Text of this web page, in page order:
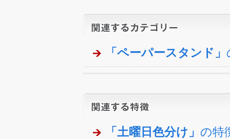
「ペーパースタンド」
「土曜日色分け」 の特